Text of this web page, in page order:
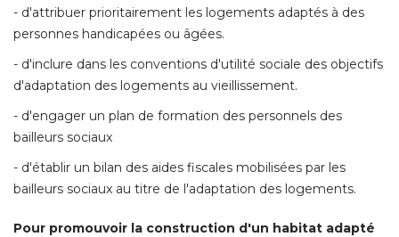
- d'attribuer prioritairement les logements adaptés à des
personnes handicapées ou âgées.
- d'inclure dans les conventions d'utilité sociale des objectifs
d'adaptation des logements au vieillissement.
- d'engager un plan de formation des personnels des
bailleurs sociaux
- d'établir un bilan des aides fiscales mobilisées par les
bailleurs sociaux au titre de l'adaptation des logements.
Pour promouvoir la construction d'un habitat adapté